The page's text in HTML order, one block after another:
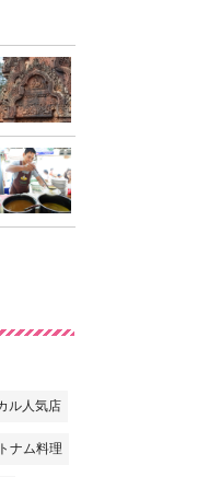
ル人気店
ナム料理